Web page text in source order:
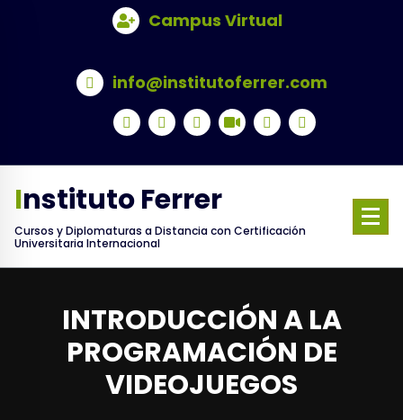
Campus Virtual
info@institutoferrer.com
Instituto Ferrer
Cursos y Diplomaturas a Distancia con Certificación
Universitaria Internacional
INTRODUCCIÓN A LA
PROGRAMACIÓN DE
VIDEOJUEGOS